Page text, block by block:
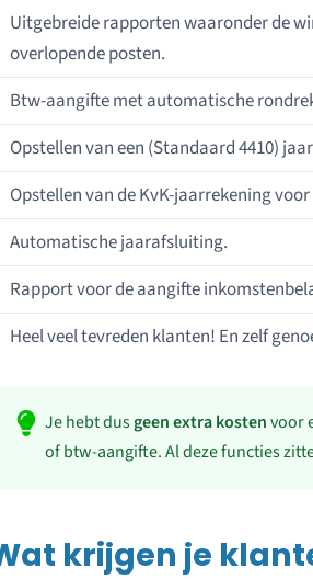
Uitgebreide rapporten waaronder de
overlopende posten.
Btw-aangifte met automatische
Opstellen van een (Standaard 4410)
Opstellen van de KvK-jaarrekening voor
Automatische jaarafsluiting.
Rapport voor de aangifte
Heel veel tevreden klanten! En zelf
Je hebt dusgeen extra kostenvoor
of btw-aangifte. Al deze functies
krijgen je